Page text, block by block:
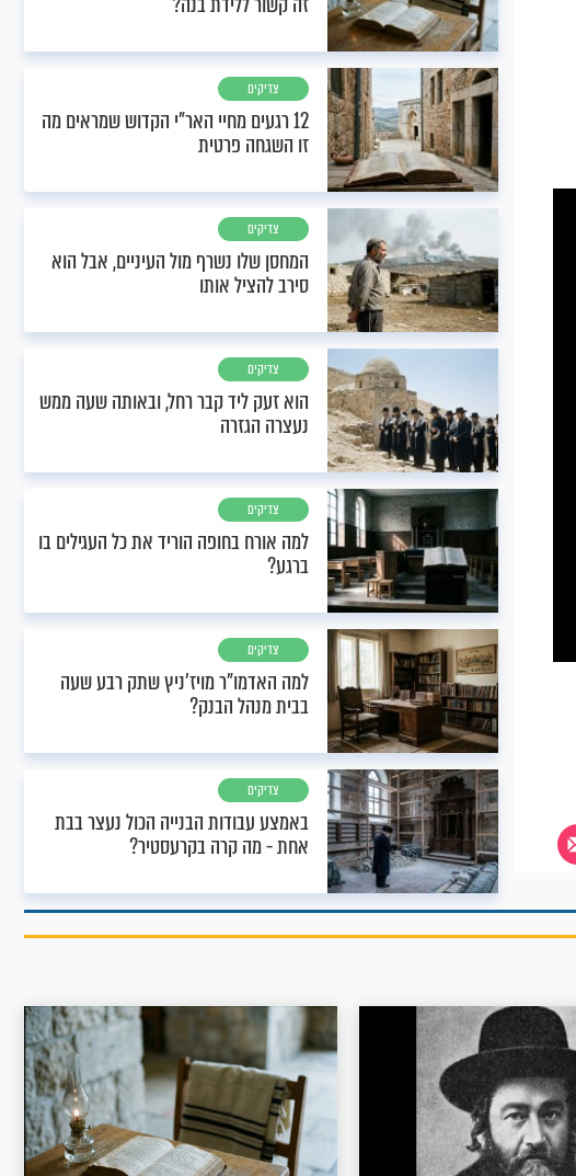
צדיקים
12 רגעים מחיי האר"י הקדוש שמראים מה
זו השגחה פרטית
צדיקים
המחסן שלו נשרף מול העיניים, אבל הוא
סירב להציל אותו
צדיקים
הוא זעק ליד קבר רחל, ובאותה שעה ממש
נעצרה הגזרה
צדיקים
למה אורח בחופה הוריד את כל העגילים בו
ברגע?
צדיקים
למה האדמו"ר מויז'ניץ שתק רבע שעה
בבית מנהל הבנק?
צדיקים
באמצע עבודות הבנייה הכול נעצר בבת
אחת - מה קרה בקרעסטיר?